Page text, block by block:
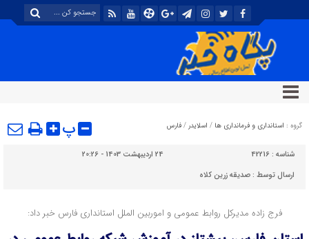
گروه : استانداری و فرمانداری ها / اسلایدر / فارس پ
شناسه : 42216
24 اردیبهشت 1403 - 20:26
ارسال توسط : صدیقه زرین کلاه
فرج زاده مدیرکل روابط عمومی و اموربین الملل استانداری فارس خبر داد: